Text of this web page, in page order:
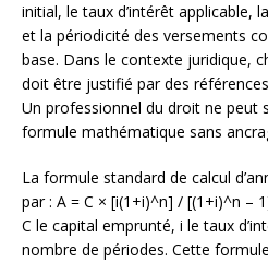
initial, le taux d’intérêt applicable,
et la périodicité des versements
base. Dans le contexte juridique,
doit être justifié par des
Un professionnel du droit ne peut
formule mathématique sans
La formule standard de calcul
par : A = C × [i(1+i)^n] / [(1+i)^n –
C le capital emprunté, i le taux
nombre de périodes. Cette